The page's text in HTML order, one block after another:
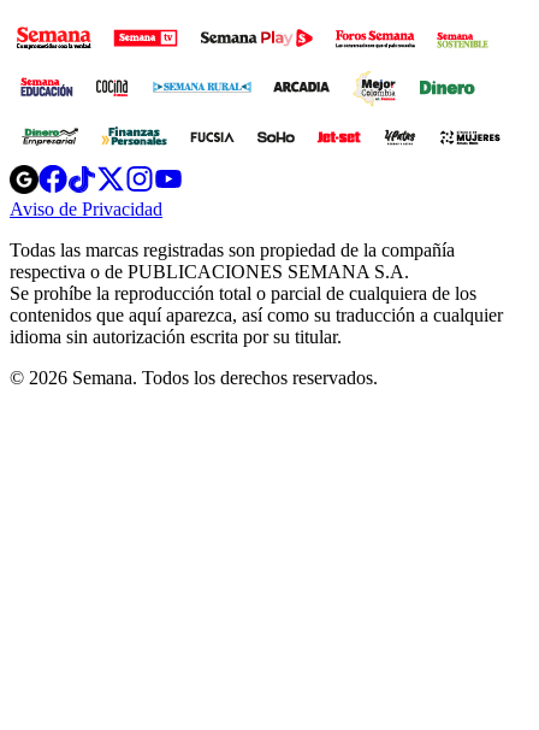
Opens
in
new
Opens
in
new
Opens
in
new
window
Opens
new
windowwindow
Aviso de Privacidad
new
window
Todas las marcas registradas son propiedad de la compañía
respectiva o de PUBLICACIONES SEMANA S.A.
Se prohíbe la reproducción total o parcial de cualquiera de los
contenidos que aquí aparezca, así como su traducción a cualquier
idioma sin autorización escrita por su titular.
© 2026 Semana. Todos los derechos reservados.